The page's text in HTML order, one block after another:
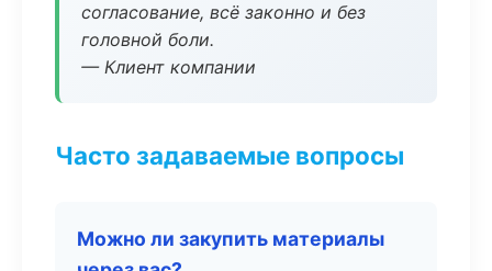
согласование, всё законно и без
головной боли.
— Клиент компании
Часто задаваемые вопросы
Можно ли закупить материалы